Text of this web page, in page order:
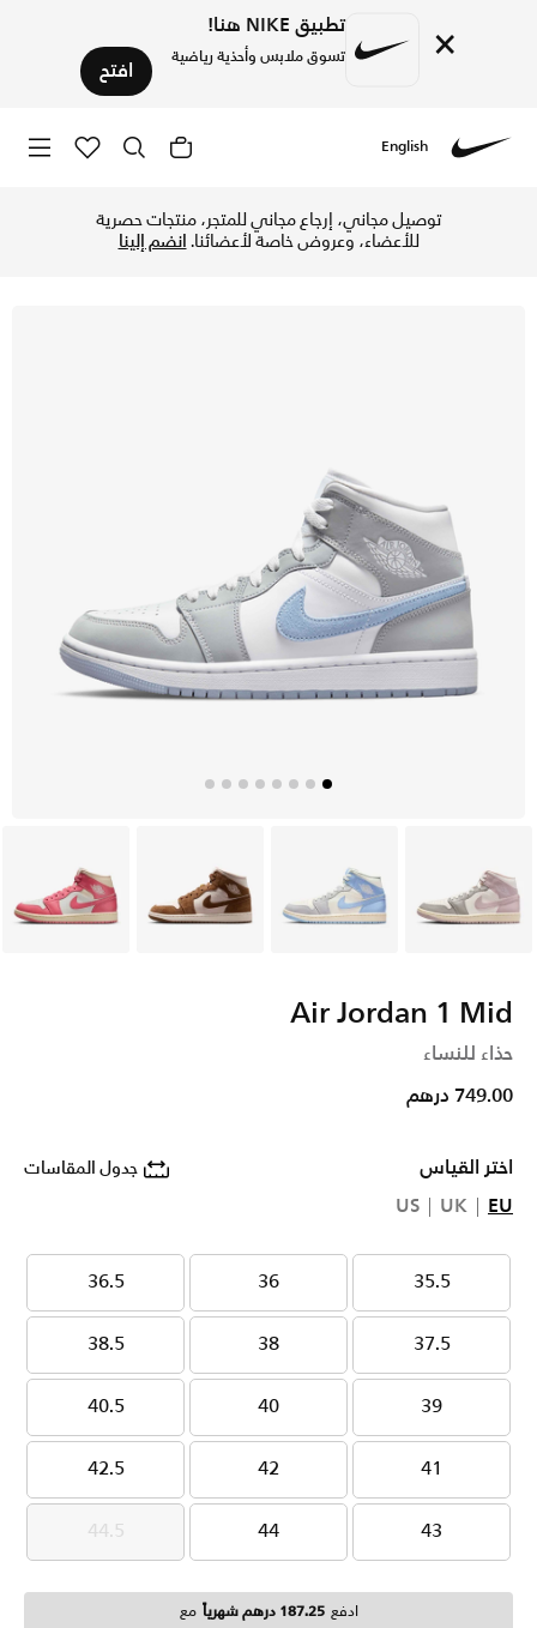
× تطبيق NIKE هنا!
تسوق ملابس وأحذية رياضية افتح
English
توصيل مجاني، إرجاع مجاني للمتجر، منتجات حصرية
للأعضاء، وعروض خاصة لأعضائنا.انضم إلينا
أبيض أزرق بنى وردي
Air Jordan 1 Mid
حذاء للنساء
749.00 درهم
اختر القياس جدول المقاسات
EU
UK
US
35.5
35.5
36
36
36.5
36.5
37.5
37.5
38
38
38.5
38.5
39
39
40
40
40.5
40.5
41
41
42
42
42.5
42.5
43
43
44
44
44.5
44.5
ادفع 187.25 درهم شهرياً مع